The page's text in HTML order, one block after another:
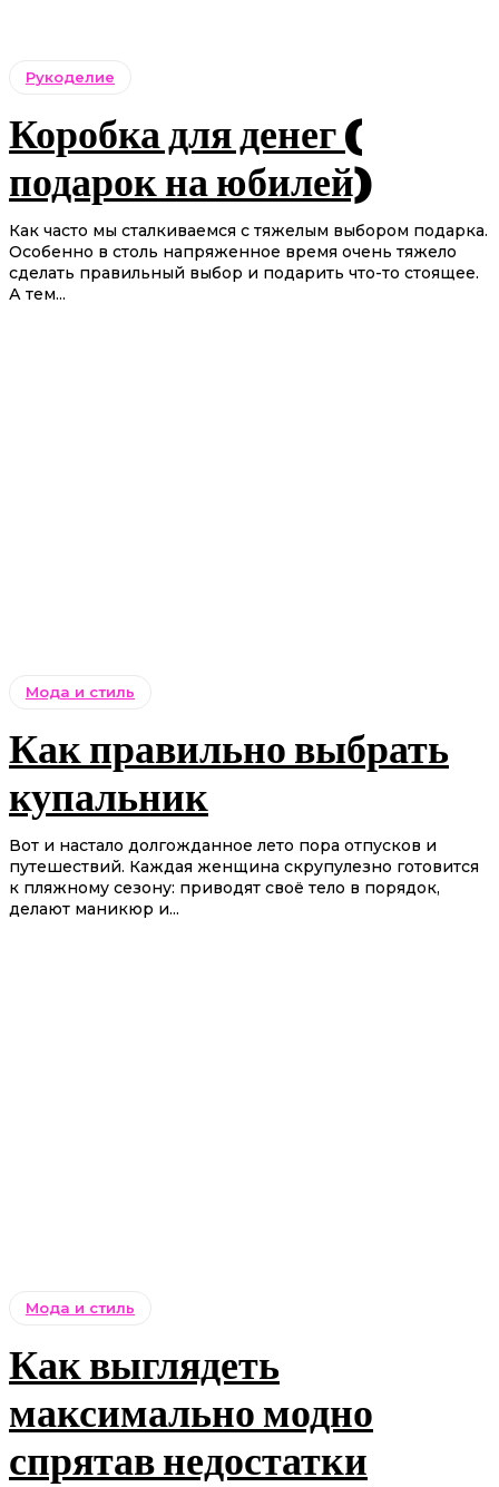
Рукоделие
Коробка для денег (
подарок на юбилей)
Как часто мы сталкиваемся с тяжелым выбором подарка.
Особенно в столь напряженное время очень тяжело
сделать правильный выбор и подарить что-то стоящее.
А тем...
Мода и стиль
Как правильно выбрать
купальник
Вот и настало долгожданное лето пора отпусков и
путешествий. Каждая женщина скрупулезно готовится
к пляжному сезону: приводят своё тело в порядок,
делают маникюр и...
Мода и стиль
Как выглядеть
максимально модно
спрятав недостатки